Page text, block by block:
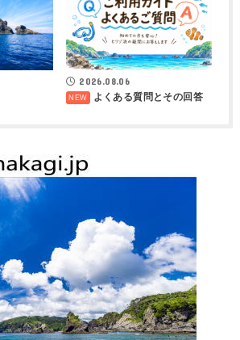
2026.08.06
よくある質問とその回答